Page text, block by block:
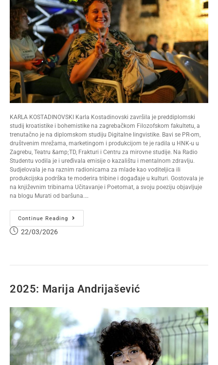
KARLA KOSTADINOVSKI Karla Kostadinovski završila je preddiplomski
studij kroatistike i bohemistike na zagrebačkom Filozofskom fakultetu, a
trenutačno je na diplomskom studiju Digitalne lingvistike. Bavi se PR-om,
društvenim mrežama, marketingom i produkcijom te je radila u HNK-u u
Zagrebu, Teatru &amp;TD, Frakturi i Centru za mirovne studije. Na Radio
Studentu vodila je i uređivala emisije o kazalištu i mentalnom zdravlju.
Sudjelovala je na raznim radionicama za mlade kao voditeljica ili
produkcijska podrška te moderira tribine i događaje u kulturi. Gostovala je
na književnim tribinama Učitavanje i Poetomat, a svoju poeziju objavljuje
na blogu Murati od baršuna.…
Continue Reading
22/03/2026
2025: Marija Andrijašević